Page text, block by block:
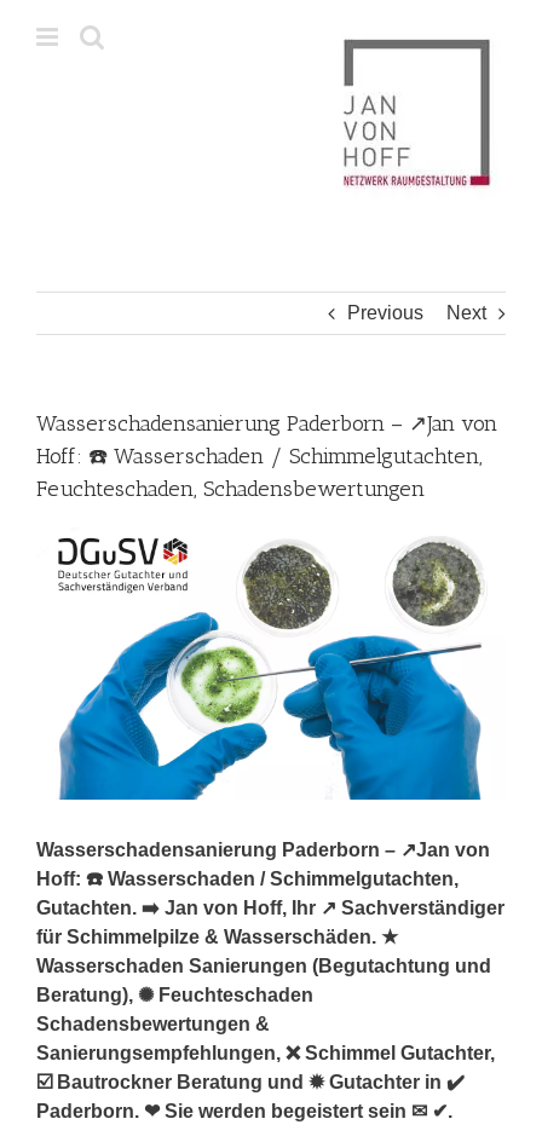
Previous Next
Wasserschadensanierung Paderborn – ↗️Jan von
Hoff: ☎️ Wasserschaden / Schimmelgutachten,
Feuchteschaden, Schadensbewertungen
Wasserschadensanierung Paderborn – ↗️Jan von
Hoff: ☎️ Wasserschaden / Schimmelgutachten,
Gutachten. ➡️ Jan von Hoff, Ihr ↗️ Sachverständiger
für Schimmelpilze & Wasserschäden. ★
Wasserschaden Sanierungen (Begutachtung und
Beratung), ✺ Feuchteschaden
Schadensbewertungen &
Sanierungsempfehlungen, ❌ Schimmel Gutachter,
☑️ Bautrockner Beratung und ✹ Gutachter in ✔️
Paderborn. ❤ Sie werden begeistert sein ✉ ✔.